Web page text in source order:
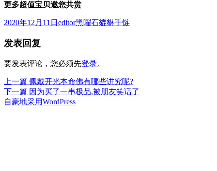
更多超值宝贝邀您共赏
发
于
2020年12月11日 作
editor分
黑曜石貔貅手链
发表回复
要发表评论，您必须先登录。
文
章
上一篇 上
篇
文
佩戴开光本命佛有哪些讲究呢?
下一篇 下
篇
因为买了一串极品,被朋友笑话了
自豪地采用WordPress